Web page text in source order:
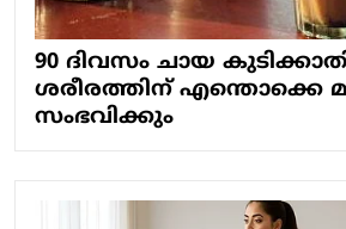
90 ദിവസം ചായ
ശരീരത്തിന് എന്തൊക്കെ
സംഭവിക്കും